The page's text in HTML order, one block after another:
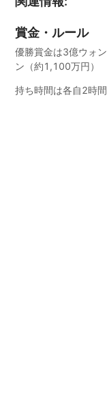
賞金・ルール
優勝賞金は3億ウォ
ン（約1,100万円）
持ち時間は各自2時